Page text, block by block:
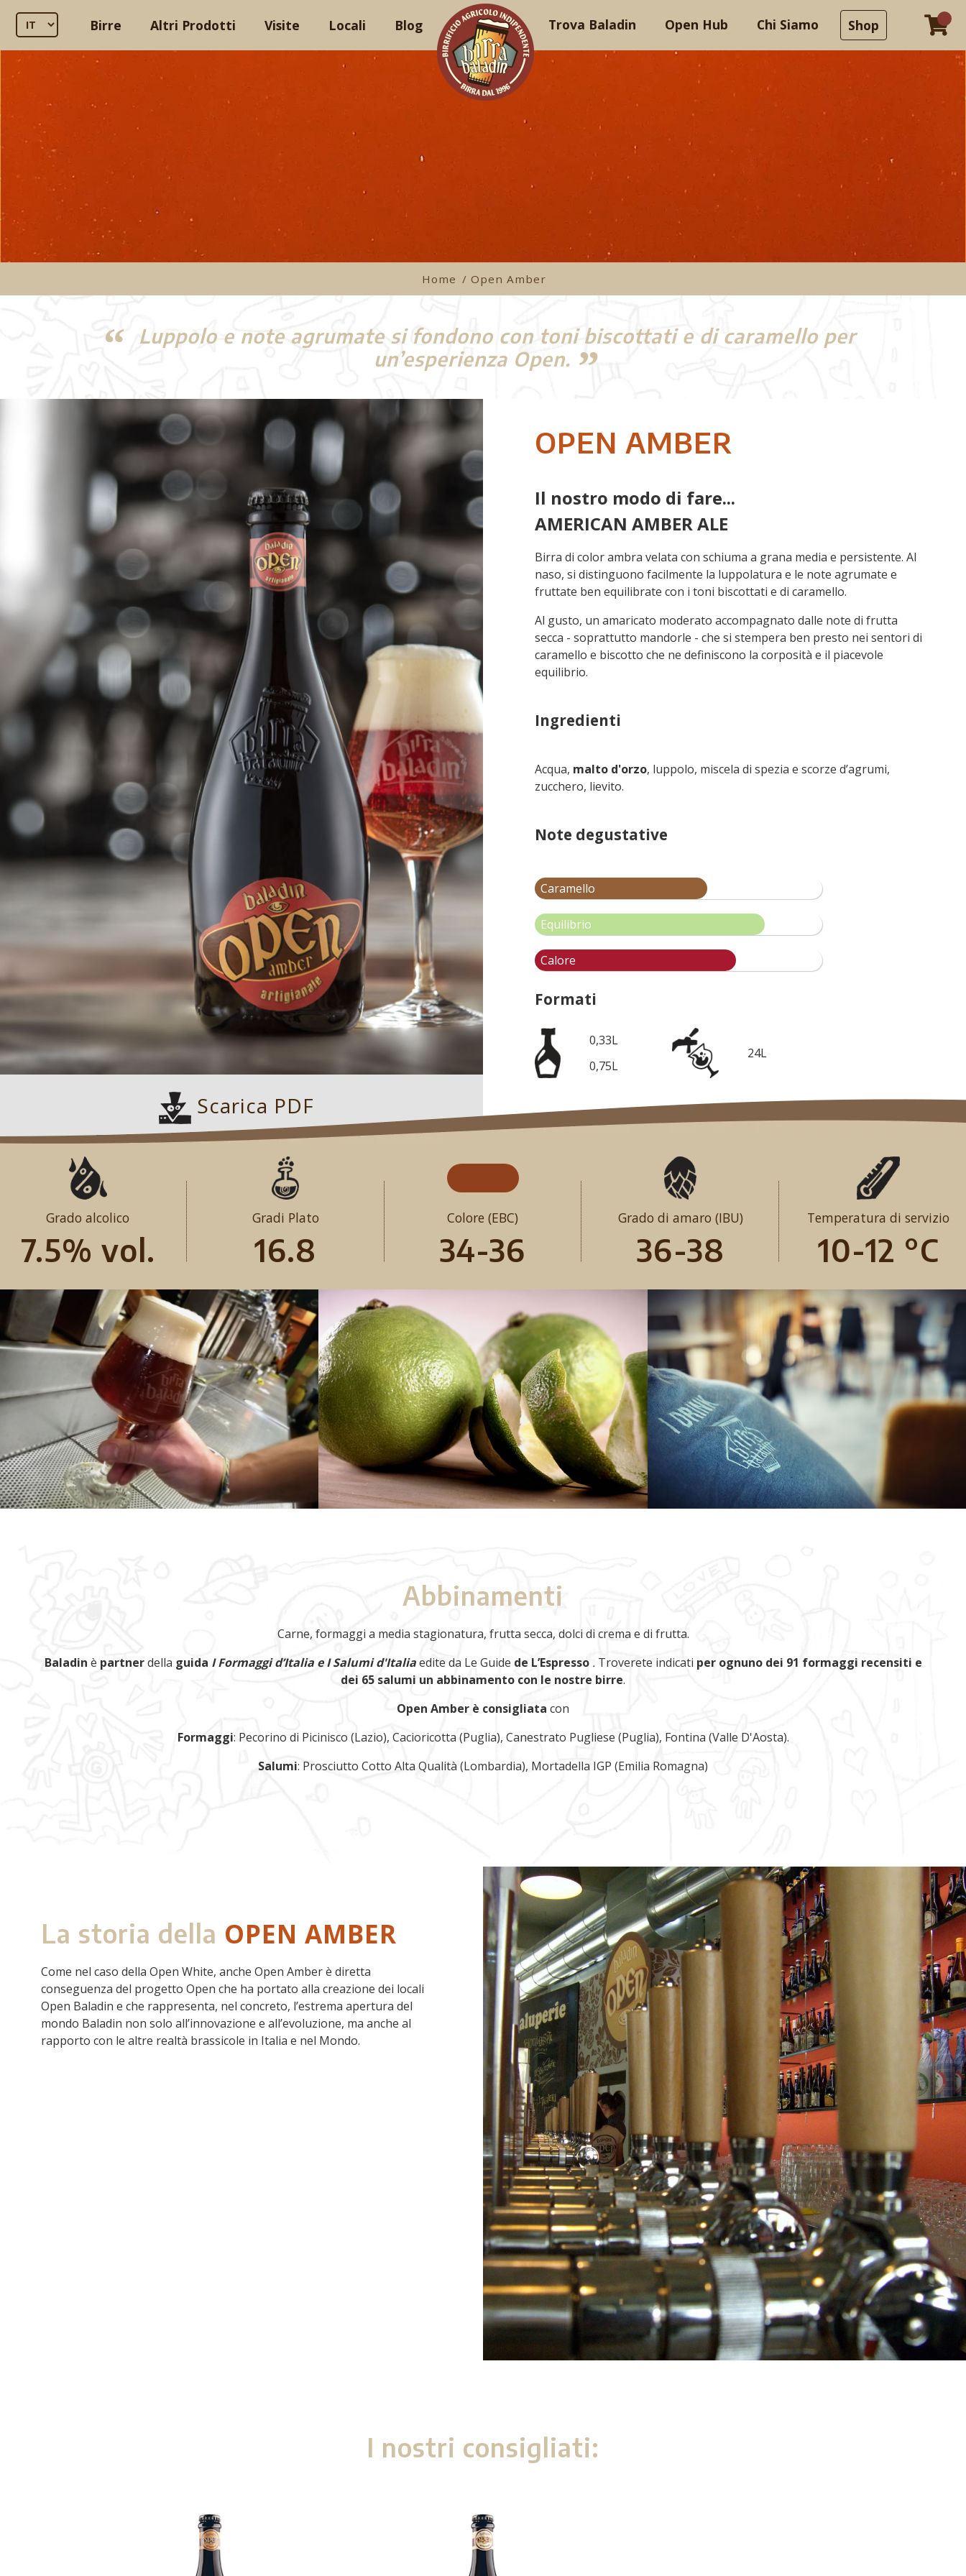
Birre Altri Prodotti Visite Locali Blog Trova Baladin Open Hub Chi Siamo Shop
Home / Open Amber
Luppolo e note agrumate si fondono con toni biscottati e di caramello per
un’esperienza Open.
Scarica PDF
OPEN AMBER
Il nostro modo di fare...
AMERICAN AMBER ALE
Birra di color ambra velata con schiuma a grana media e persistente. Al
naso, si distinguono facilmente la luppolatura e le note agrumate e
fruttate ben equilibrate con i toni biscottati e di caramello.
Al gusto, un amaricato moderato accompagnato dalle note di frutta
secca - soprattutto mandorle - che si stempera ben presto nei sentori di
caramello e biscotto che ne definiscono la corposità e il piacevole
equilibrio.
Ingredienti
Acqua, malto d'orzo, luppolo, miscela di spezia e scorze d’agrumi,
zucchero, lievito.
Note degustative
Caramello
Equilibrio
Calore
Formati
0,33L
0,75L
24L
Grado alcolico
7.5% vol.
Gradi Plato
16.8
Colore (EBC)
34-36
Grado di amaro (IBU)
36-38
Temperatura di servizio
10-12 °C
Abbinamenti
Carne, formaggi a media stagionatura, frutta secca, dolci di crema e di frutta.
Baladin è partnerdella guida I Formaggi d’Italia e I Salumi d'Italiaedite da Le Guide de L’Espresso .Troverete indicati per ognuno dei 91 formaggi recensiti e
dei 65 salumi un abbinamento con le nostre birre.
Open Amber è consigliata con
Formaggi: Pecorino di Picinisco (Lazio), Cacioricotta (Puglia), Canestrato Pugliese (Puglia), Fontina (Valle D'Aosta).
Salumi: Prosciutto Cotto Alta Qualità (Lombardia), Mortadella IGP (Emilia Romagna)
La storia della OPEN AMBER
Come nel caso della Open White, anche Open Amber è diretta
conseguenza del progetto Open che ha portato alla creazione dei locali
Open Baladin e che rappresenta, nel concreto, l’estrema apertura del
mondo Baladin non solo all’innovazione e all’evoluzione, ma anche al
rapporto con le altre realtà brassicole in Italia e nel Mondo.
I nostri consigliati: